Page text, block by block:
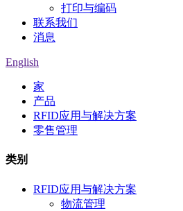
打印与编码
联系我们
消息
English
家
产品
RFID应用与解决方案
零售管理
类别
RFID应用与解决方案
物流管理